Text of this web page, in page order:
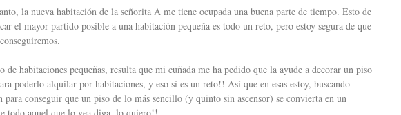
la nueva habitación de la señorita A me tiene ocupada una buena parte de tiempo. Esto de
el mayor partido posible a una habitación pequeña es todo un reto, pero estoy segura de que
de habitaciones pequeñas, resulta que mi cuñada me ha pedido que la ayude a decorar un piso
poderlo alquilar por habitaciones, y eso sí es un reto!! Así que en esas estoy, buscando
para conseguir que un piso de lo más sencillo (y quinto sin ascensor) se convierta en un